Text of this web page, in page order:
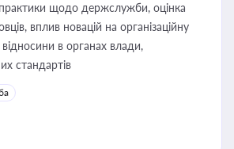
практики щодо держслужби, оцінка
вплив новацій на організаційну
відносини в органах влади,
стандартів